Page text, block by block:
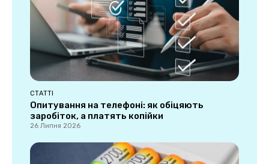
СТАТТІ
Опитування на телефоні: як обіцяють
заробіток, а платять копійки
26 Липня 2026